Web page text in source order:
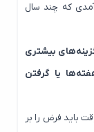
که چند سال
بیشتری
یا گرفتن
فرض را بر